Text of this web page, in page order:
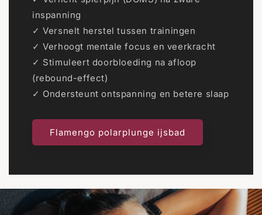
inspanning
✓ Versnelt herstel tussen trainingen
✓ Verhoogt mentale focus en veerkracht
✓ Stimuleert doorbloeding na afloop
(rebound-effect)
✓ Ondersteunt ontspanning en betere slaap
Flamengo polarplunge ijsbad